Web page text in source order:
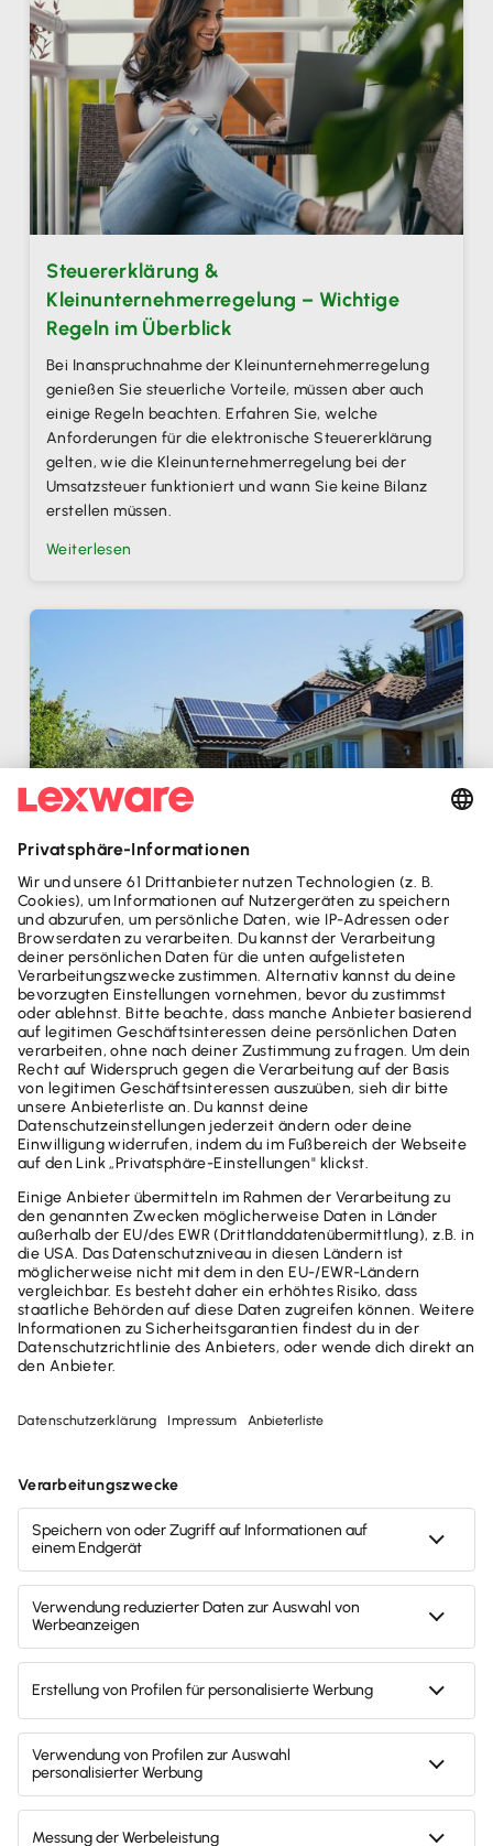
Steuererklärung &
Kleinunternehmerregelung – Wichtige
Regeln im Überblick
Bei Inanspruchnahme der Kleinunternehmerregelung
genießen Sie steuerliche Vorteile, müssen aber auch
einige Regeln beachten. Erfahren Sie, welche
Anforderungen für die elektronische Steuererklärung
gelten, wie die Kleinunternehmerregelung bei der
Umsatzsteuer funktioniert und wann Sie keine Bilanz
erstellen müssen.‍
Weiterlesen
Photovoltaikanlagen: Was steuerlich gilt
In den letzten Jahren hat die Beliebtheit von
Photovoltaikanlagen stark zugenommen. Gründe dafür
sind steigende Stromkosten, das Bewusstsein für
Nachhaltigkeit und der Wunsch, einen Beitrag zum
Klimaschutz zu leisten. Mit dem Jahressteuergesetz
2022 wurde der bürokratische Aufwand für die
Anschaffung und den Betrieb von Photovoltaikanlagen
deutlich reduziert. Solaranlagen ermöglichen die
eigene umweltfreundliche Stromerzeugung und bieten
darüber hinaus finanzielle Vorteile. Bei der Planung und
Installation helfen Förderprogramme und
Fachbetriebe. Nicht zuletzt sichert eine solche Anlage
auch die Energieversorgung im Alter und senkt die
Kosten.
Weiterlesen
Tipps für Selbstständige
Als Selbständige:r profitieren Sie von attraktiven
Steuervorteilen für Ihren Firmenwagen. Wenn Sie